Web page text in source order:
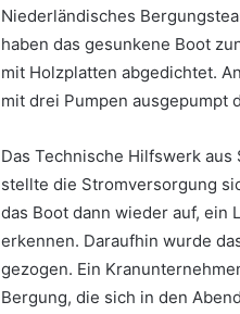
Niederländisches
haben das gesunkene Boot
mit Holzplatten abgedichtet.
mit drei Pumpen ausgepumpt
Das Technische Hilfswerk
stellte die Stromversorgung
das Boot dann wieder auf, ein
erkennen. Daraufhin wurde
gezogen. Ein
Bergung, die sich in den